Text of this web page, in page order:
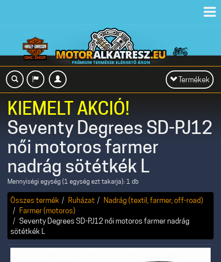
Toggle
navigation
Termékek
KIEMELT AKCIÓ!
Seventy Degrees SD-PJ12
női motoros farmer
nadrág sötétkék L
Mennyiségi egység (1 egység ezt takarja): 1 db
Összes termék Ruházat
Nadrág (textil, farmer, off-road)
Farmer (motoros)
Seventy Degrees SD-PJ12 női motoros farmer nadrág
sötétkék L